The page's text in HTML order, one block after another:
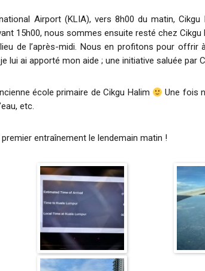
Airport (KLIA), vers 8h00 du matin,
15h00, nous sommes ensuite resté chez
de l’après-midi. Nous en profitons pour offrir
lui ai apporté mon aide ; une initiative saluée par
école primaire de Cikgu Halim
Une fois
etc.
entraînement le lendemain matin !